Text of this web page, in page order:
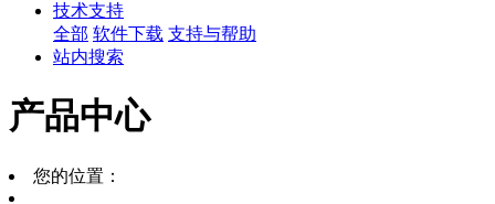
技术支持
全部 软件下载 支持与帮助
站内搜索
产品中心
您的位置：